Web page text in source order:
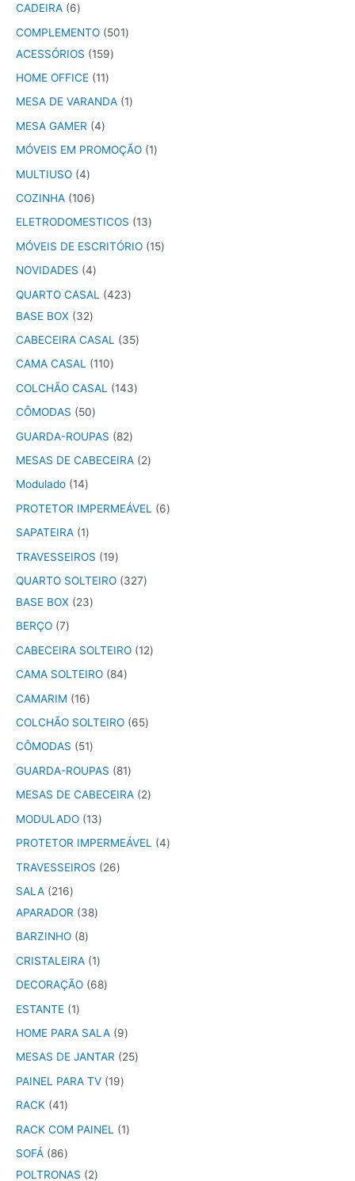
CADEIRA
6
COMPLEMENTO
501
ACESSÓRIOS
159
HOME OFFICE 11
MESA DE VARANDA 1
MESA GAMER
4
MÓVEIS EM PROMOÇÃO 1
MULTIUSO 4
COZINHA 106
ELETRODOMESTICOS
13
MÓVEIS DE ESCRITÓRIO 15
NOVIDADES
4
QUARTO CASAL
423
BASE BOX
32
CABECEIRA CASAL
35
CAMA CASAL
110
COLCHÃO CASAL
143
CÔMODAS
50
GUARDA-ROUPAS
82
MESAS DE CABECEIRA
2
Modulado 14
PROTETOR IMPERMEÁVEL
6
SAPATEIRA 1
TRAVESSEIROS
19
QUARTO SOLTEIRO
327
BASE BOX
23
BERÇO 7
CABECEIRA SOLTEIRO 12
CAMA SOLTEIRO
84
CAMARIM
16
COLCHÃO SOLTEIRO
65
CÔMODAS
51
GUARDA-ROUPAS
81
MESAS DE CABECEIRA
2
MODULADO 13
PROTETOR IMPERMEÁVEL
4
TRAVESSEIROS
26
SALA
216
APARADOR
38
BARZINHO
8
CRISTALEIRA 1
DECORAÇÃO
68
ESTANTE 1
HOME PARA SALA
9
MESAS DE JANTAR
25
PAINEL PARA TV 19
RACK 41
RACK COM PAINEL
1
SOFÁ
86
POLTRONAS
2